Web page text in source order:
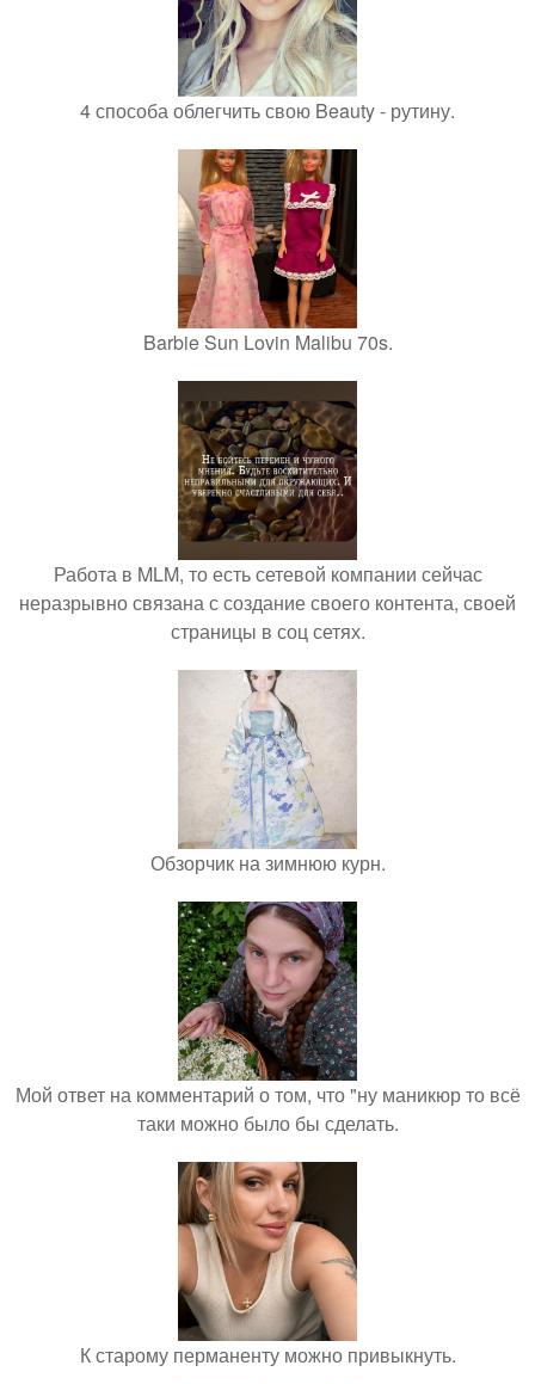
4 способа облегчить свою Beauty - рутину.
Barbie Sun Lovin Malibu 70s.
Работа в MLM, то есть сетевой компании сейчас
неразрывно связана с создание своего контента, своей
страницы в соц сетях.
Обзорчик на зимнюю курн.
Мой ответ на комментарий о том, что "ну маникюр то всё
таки можно было бы сделать.
К старому перманенту можно привыкнуть.